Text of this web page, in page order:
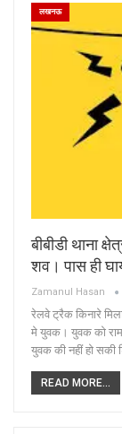
लखनऊ
बीबीडी थाना
शव। पास ही
Zamanul Hasan
रेलवे ट्रैक किनारे
मे युवक। युवक को राम
युवक की नहीं हो सकी
READ MORE...